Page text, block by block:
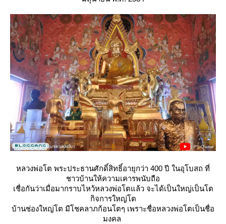
หลวงพ่อโต พระประธานศักดิ์สิทธิ์อายุกว่า 400 ปี ในอุโบสถ ที่
ชาวบ้านให้ความเคารพนับถือ
เชื่อกันว่าเมื่อมากราบไหว้หลวงพ่อโตแล้ว จะได้เป็นใหญ่เป็นโต
กิจการใหญ่โต
บ้านช่องใหญ่โต มีโชคลาภก้อนโตๆ เพราะชื่อหลวงพ่อโตเป็นชื่อ
มงคล